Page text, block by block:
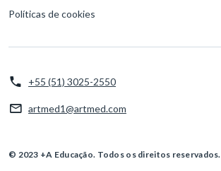
Políticas de cookies
+55 (51) 3025-2550
artmed1@artmed.com
© 2023 +A Educação. Todos os direitos reservados.